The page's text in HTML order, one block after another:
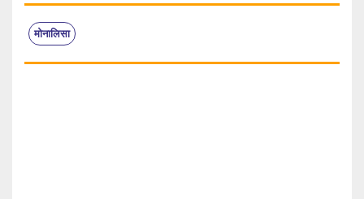
मोनालिसा